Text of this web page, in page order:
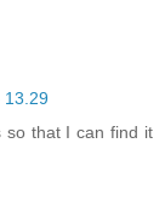
13.29
so that I can find it